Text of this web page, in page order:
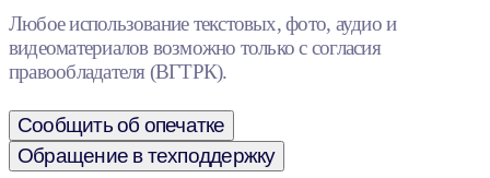
Любое использование текстовых, фото, аудио и
видеоматериалов возможно только с согласия
правообладателя (ВГТРК).
Сообщить об опечатке
Обращение в техподдержку